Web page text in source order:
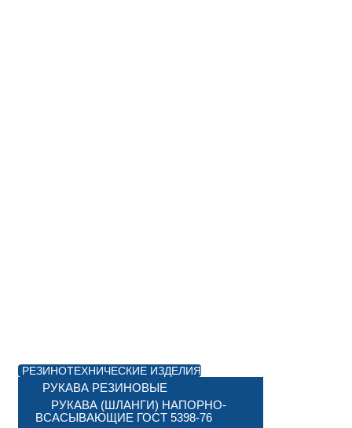
РЕЗИНОТЕХНИЧЕСКИЕ ИЗДЕЛИЯ
РУКАВА РЕЗИНОВЫЕ
РУКАВА (ШЛАНГИ) НАПОРНО-
ВСАСЫВАЮЩИЕ ГОСТ 5398-76